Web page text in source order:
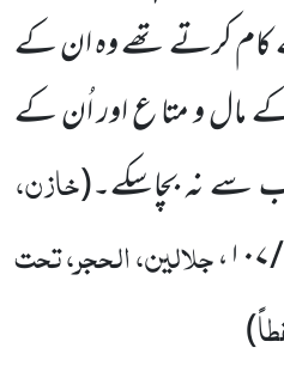
کام کرتے تھے وہ ان کے
مال و متا ع اور اُن کے
سے نہ بچاسکے۔(خازن،
جلالین، الحجر، تحت
)